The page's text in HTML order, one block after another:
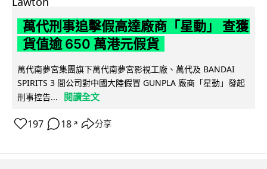
萬代刑事追擊假高達廠商「星動」 查獲
貨值逾 650 萬港元假貨
萬代南夢宮集團旗下萬代南夢宮影視工廠、萬代及 BANDAI
SPIRITS 3 間公司對中國大陸假冒 GUNPLA 廠商「星動」發起
刑事控告...
閱讀全文
197 18 ↗ 分享